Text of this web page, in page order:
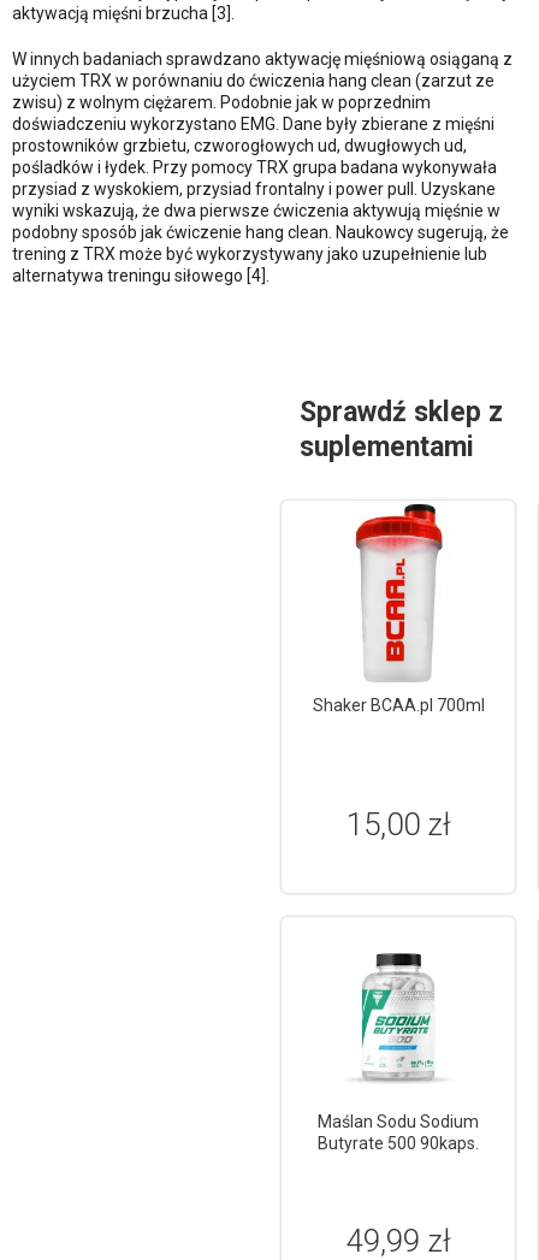
aktywacją mięśni brzucha [3].
W innych badaniach sprawdzano aktywację mięśniową osiąganą z
użyciem TRX w porównaniu do ćwiczenia hang clean (zarzut ze
zwisu) z wolnym ciężarem. Podobnie jak w poprzednim
doświadczeniu wykorzystano EMG. Dane były zbierane z mięśni
prostowników grzbietu, czworogłowych ud, dwugłowych ud,
pośladków i łydek. Przy pomocy TRX grupa badana wykonywała
przysiad z wyskokiem, przysiad frontalny i power pull. Uzyskane
wyniki wskazują, że dwa pierwsze ćwiczenia aktywują mięśnie w
podobny sposób jak ćwiczenie hang clean. Naukowcy sugerują, że
trening z TRX może być wykorzystywany jako uzupełnienie lub
alternatywa treningu siłowego [4].
Sprawdź sklep z
suplementami
Shaker BCAA.pl 700ml
15,00 zł
Maślan Sodu Sodium
Butyrate 500 90kaps.
49,99 zł